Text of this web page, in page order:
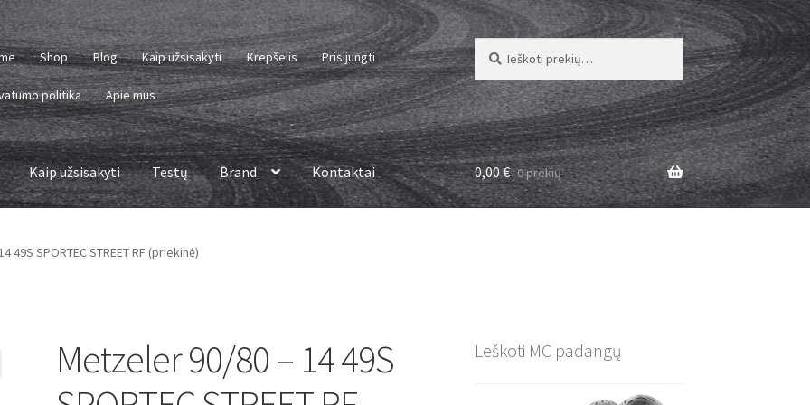
Shop Blog Kaip užsisakyti Krepšelis Prisijungti
politika Apie mus
Ieškoti:
Ieškoti
Kaip užsisakyti Testų Brand Kontaktai 0,00€ 0 prekių
49S SPORTEC STREET RF (priekinė)
Metzeler 90/80 – 14 49S
Leškoti MC padangų